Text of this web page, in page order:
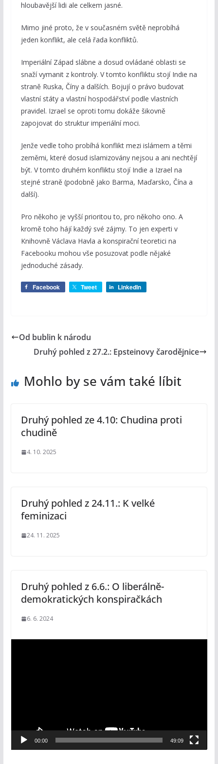
hloubavější lidi ale celkem jasné.
Mimo jiné proto, že v současném světě neprobíhá
jeden konflikt, ale celá řada konfliktů.
Imperiální Západ slábne a dosud ovládané oblasti se
snaží vymanit z kontroly. V tomto konfliktu stojí Indie na
straně Ruska, Číny a dalších. Bojují o právo budovat
vlastní státy a vlastní hospodářství podle vlastních
pravidel. Izrael se oproti tomu dokáže šikovně
zapojovat do struktur imperiální moci.
Jenže vedle toho probíhá konflikt mezi islámem a těmi
zeměmi, které dosud islamizovány nejsou a ani nechtějí
být. V tomto druhém konfliktu stojí Indie a Izrael na
stejné straně (podobně jako Barma, Maďarsko, Čína a
další).
Pro někoho je vyšší prioritou to, pro někoho ono. A
kromě toho hájí každý své zájmy. To jen experti v
Knihovně Václava Havla a konspirační teoretici na
Facebooku mohou vše posuzovat podle nějaké
jednoduché zásady.
Facebook Tweet LinkedIn
Od bublin k národu
Druhý pohled z 27.2.: Epsteinovy čarodějnice
Mohlo by se vám také líbit
Druhý pohled ze 4.10: Chudina proti
chudině
4. 10. 2025
Druhý pohled z 24.11.: K velké
feminizaci
24. 11. 2025
Druhý pohled z 6.6.: O liberálně-
demokratických konspiračkách
6. 6. 2024
e
00:00 49:09